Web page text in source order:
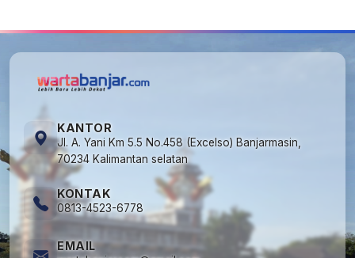
KANTOR
Jl. A. Yani Km 5.5 No.458 (Excelso) Banjarmasin,
70234 Kalimantan selatan
KONTAK
0813-4523-6778
EMAIL